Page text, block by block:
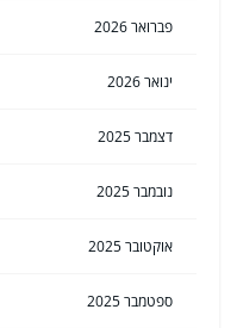
פברואר 2026
ינואר 2026
דצמבר 2025
נובמבר 2025
אוקטובר 2025
ספטמבר 2025